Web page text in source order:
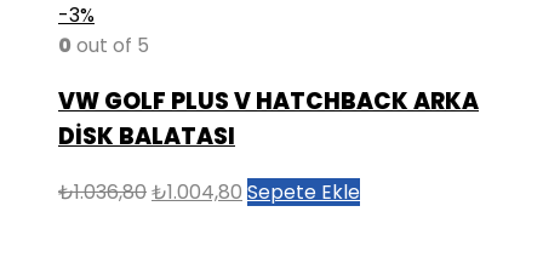
-3%
0 out of 5
VW GOLF PLUS V HATCHBACK ARKA
DİSK BALATASI
₺1.036,80Orijinal
₺1.004,80 Şu
Sepete Ekle